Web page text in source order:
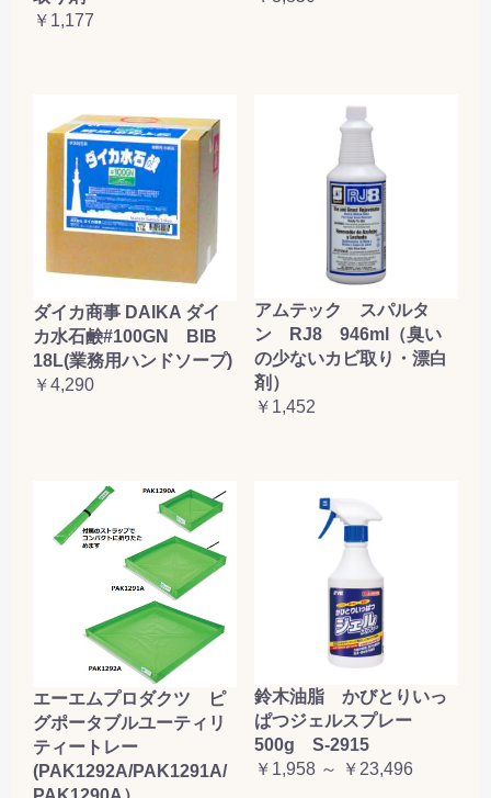
￥1,177
ダイカ商事 DAIKA ダイ
カ水石鹸#100GN BIB
18L(業務用ハンドソープ)
￥4,290
アムテック スパルタ
ン RJ8 946ml（臭い
の少ないカビ取り・漂白
剤）
￥1,452
エーエムプロダクツ ピ
グポータブルユーティリ
ティートレー
(PAK1292A/PAK1291A/
鈴木油脂 かびとりいっ
ぱつジェルスプレー
500g S-2915
￥1,958 ～ ￥23,496